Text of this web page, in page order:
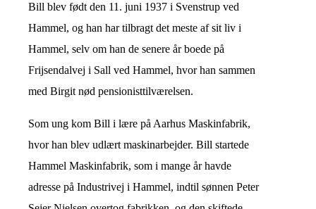
Bill blev født den 11. juni 1937 i Svenstrup ved
Hammel, og han har tilbragt det meste af sit liv i
Hammel, selv om han de senere år boede på
Frijsendalvej i Sall ved Hammel, hvor han sammen
med Birgit nød pensionisttilværelsen.
Som ung kom Bill i lære på Aarhus Maskinfabrik,
hvor han blev udlært maskinarbejder. Bill startede
Hammel Maskinfabrik, som i mange år havde
adresse på Industrivej i Hammel, indtil sønnen Peter